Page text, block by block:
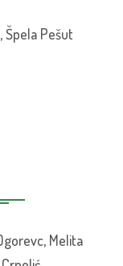
Pešut
Melita